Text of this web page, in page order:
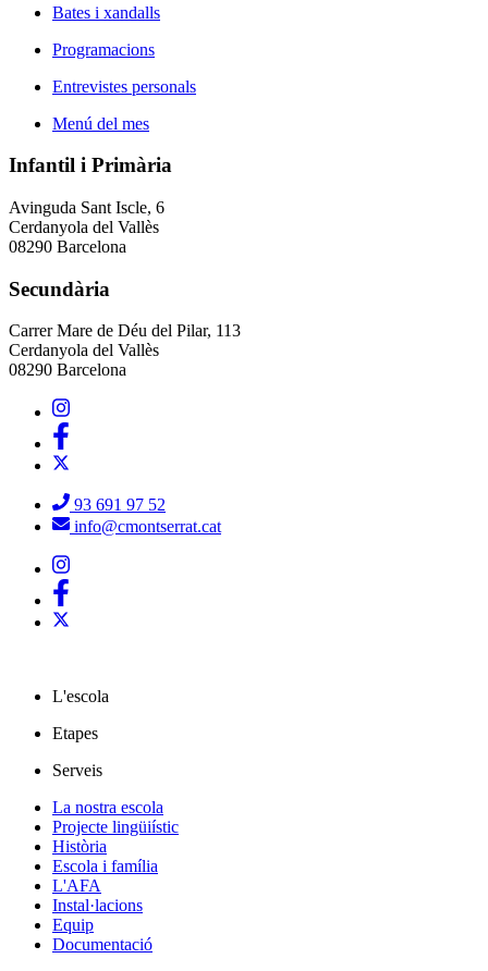
Bates i xandalls
Programacions
Entrevistes personals
Menú del mes
Infantil i Primària
Avinguda Sant Iscle, 6
Cerdanyola del Vallès
08290 Barcelona
Secundària
Carrer Mare de Déu del Pilar, 113
Cerdanyola del Vallès
08290 Barcelona
93 691 97 52
info@cmontserrat.cat
L'escola
Etapes
Serveis
La nostra escola
Projecte lingüiístic
Història
Escola i família
L'AFA
Instal·lacions
Equip
Documentació